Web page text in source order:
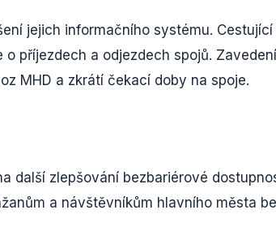
jejich informačního systému. Cestující
příjezdech a odjezdech spojů. Zavedení
MHD a zkrátí čekací doby na spoje.
další zlepšování bezbariérové
a návštěvníkům hlavního města